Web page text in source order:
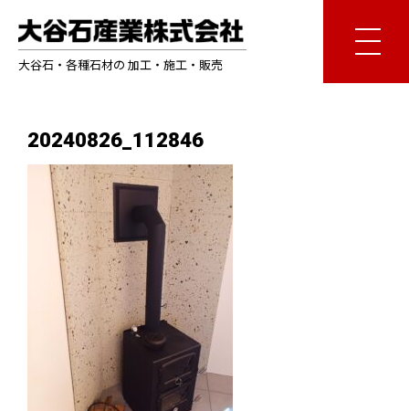
大谷石・各種石材の 加工・施工・販売
20240826_112846